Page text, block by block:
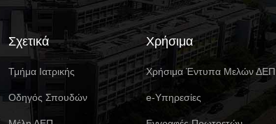
Σχετικά
Τμήμα Ιατρικής
Οδηγός Σπουδών
Χρήσιμα
Χρήσιμα Έντυπα Μελών ΔΕΠ
e-Υπηρεσίες